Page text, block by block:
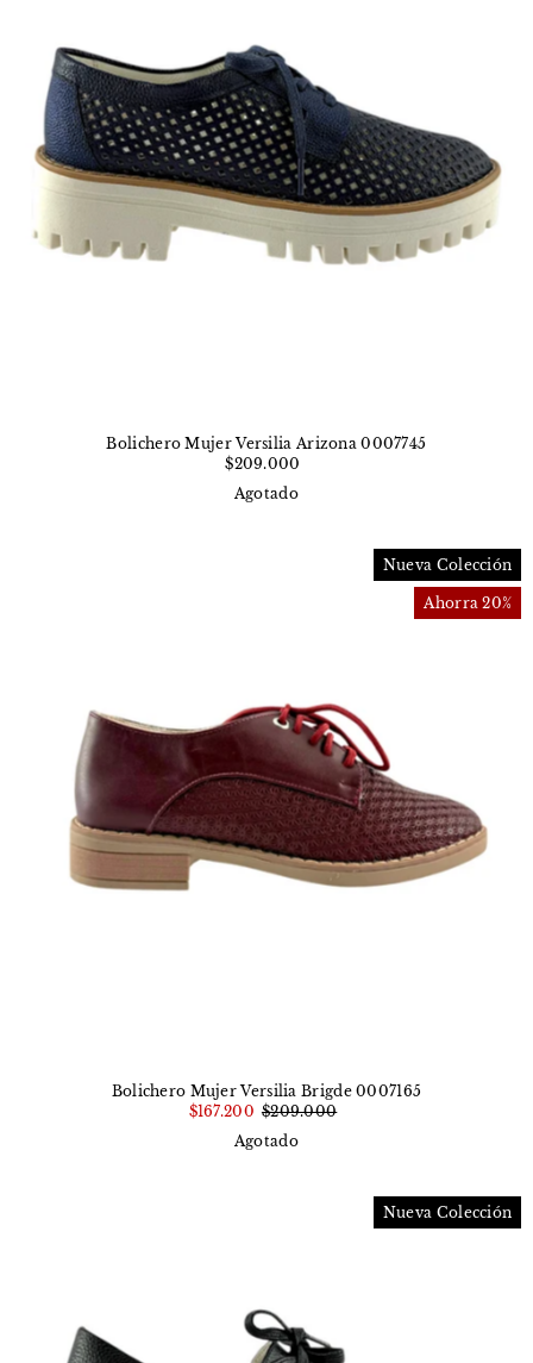
Bolichero Mujer Versilia Arizona 0007745
$209.000
Agotado
Nueva Colección
Ahorra 20%
Bolichero Mujer Versilia Brigde 0007165
$167.200 $209.000
Agotado
Nueva Colección